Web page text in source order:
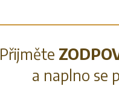
Přijměte
a naplno se